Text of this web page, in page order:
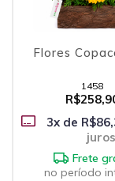
Flores
1458
3x de
juros
Frete
no período